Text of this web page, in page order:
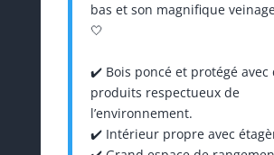
bas et son magnifique
🤍
✔️ Bois poncé et protégé avec
produits respectueux de
l’environnement.
✔️ Intérieur propre avec